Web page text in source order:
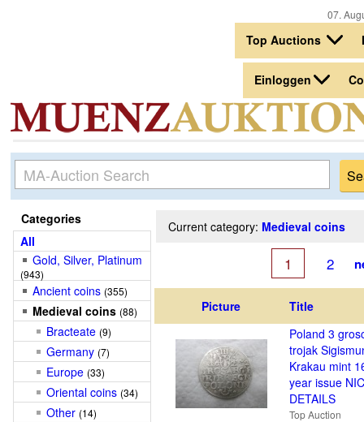
07.
Top Auctions
Einloggen
Categories
All
Gold, Silver, Platinum
(943)
Ancient coins (355)
Medieval coins (88)
Bracteate (9)
Germany (7)
Europe (33)
Oriental coins (34)
Other (14)
Current category: Medieval coins
1 2
Picture
Title
Poland 3
trojak
Krakau mint
year issue
DETAILS
Top Auction